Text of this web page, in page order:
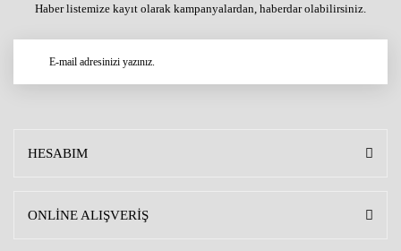
Haber listemize kayıt olarak kampanyalardan, haberdar olabilirsiniz.
HESABIM
ONLİNE ALIŞVERİŞ